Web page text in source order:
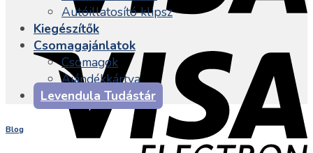
Autóillatosító klipsz
Kiegészítők
Csomagajánlatok
Csomagok
Ajándékkártya
Levendula Tudástár
Blog